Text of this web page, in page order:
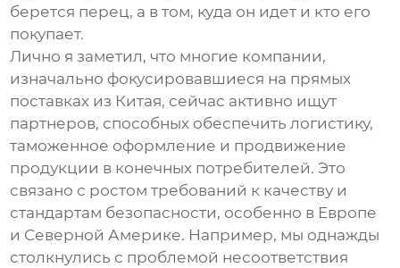
берется перец, а в том, куда он идет и кто его
покупает.
Лично я заметил, что многие компании,
изначально фокусировавшиеся на прямых
поставках из Китая, сейчас активно ищут
партнеров, способных обеспечить логистику,
таможенное оформление и продвижение
продукции в конечных потребителей. Это
связано с ростом требований к качеству и
стандартам безопасности, особенно в Европе
и Северной Америке. Например, мы однажды
столкнулись с проблемой несоответствия